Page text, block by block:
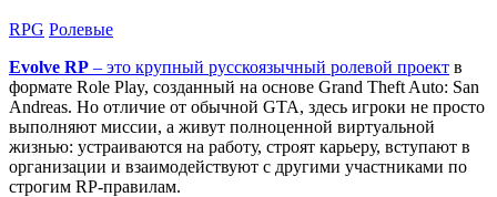
RPG Ролевые
Evolve RP – это крупный русскоязычный ролевой проект в
формате Role Play, созданный на основе Grand Theft Auto: San
Andreas. Но отличие от обычной GTA, здесь игроки не просто
выполняют миссии, а живут полноценной виртуальной
жизнью: устраиваются на работу, строят карьеру, вступают в
организации и взаимодействуют с другими участниками по
строгим RP-правилам.